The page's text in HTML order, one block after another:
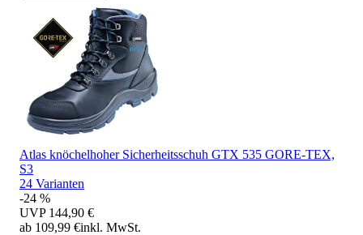
Atlas knöchelhoher Sicherheitsschuh GTX 535 GORE-TEX,
S3
24 Varianten
-24 %
UVP 144,90 €
ab 109,99 €inkl. MwSt.